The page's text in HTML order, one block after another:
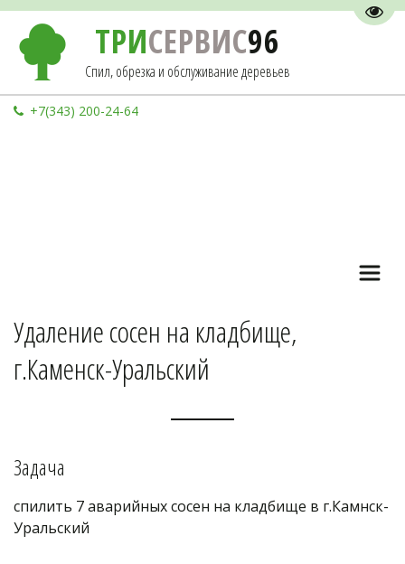
ТРИСЕРВИС96
Спил, обрезка и обслуживание деревьев
+7(343) 200-24-64
Удаление сосен на кладбище,
г.Каменск-Уральский
Задача
спилить 7 аварийных сосен на кладбище в г.Камнск-
Уральский